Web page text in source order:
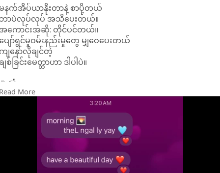
နက်အိပ်ယာနိုးတာနဲ့ စာပို့တယ်
ာပဲလုပ်လုပ် အသိပေးတယ်။
ကောင်းအဆို: တိုင်ပင်တယ်။
ျော်ရွင်မှုဝမ်းနည်းမှုတွေ မျှဝေပေးတယ်
ျနော်လိုချင်တဲ့
ျစ်ခြင်းမေတ္တာဟာ ဒါပါပဲ။
More